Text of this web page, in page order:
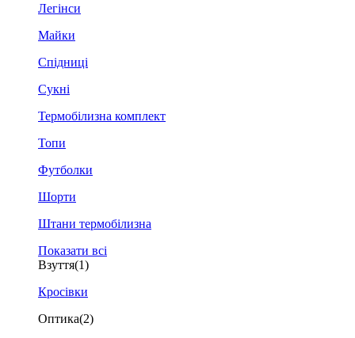
Легінси
Майки
Спідниці
Сукні
Термобілизна комплект
Топи
Футболки
Шорти
Штани термобілизна
Показати всі
Взуття(1)
Кросівки
Оптика(2)